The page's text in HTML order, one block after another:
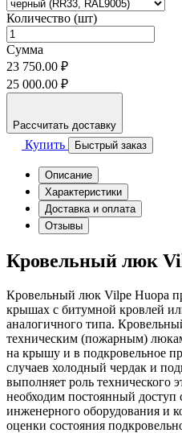
Количество (шт)
Сумма
23 750.00 ₽
25 000.00 ₽
Рассчитать доставку
Купить Быстрый заказ
Описание
Характеристики
Доставка и оплата
Отзывы
Кровельный люк
Кровельный люк Vilpe Huopa
крышах с битумной кровлей
аналогичного типа.
техническим (пожарным)
на крышу и в подкровельное
случаев холодный чердак и
выполняет роль технического
необходим постоянный доступ
инженерного оборудования и
оценки состояния